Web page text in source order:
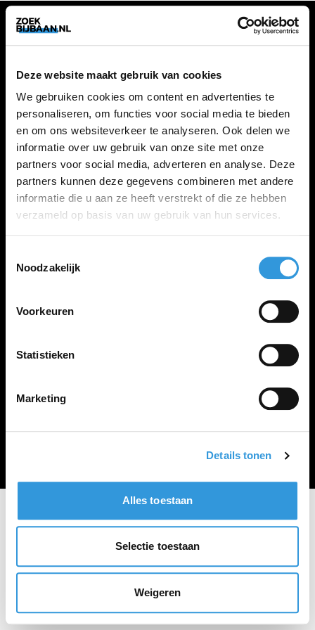
Deze website maakt gebruik van cookies
We gebruiken cookies om content en advertenties te
personaliseren, om functies voor social media te bieden
en om ons websiteverkeer te analyseren. Ook delen we
informatie over uw gebruik van onze site met onze
partners voor social media, adverteren en analyse. Deze
partners kunnen deze gegevens combineren met andere
informatie die u aan ze heeft verstrekt of die ze hebben
verzameld op basis van uw gebruik van hun services.
Noodzakelijk
Voorkeuren
Statistieken
Marketing
Details tonen
Alles toestaan
Selectie toestaan
Weigeren
ZOEKBIJBAAN
FAQ
Kennis maken met MELON
VACATURES
Alle vacatures